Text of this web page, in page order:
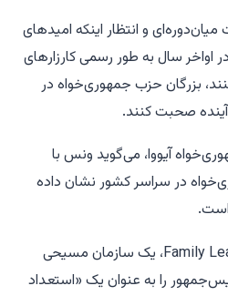
میان‌دوره‌ای و انتظار اینکه امیدهای
سال به طور رسمی کارزارهای
بزرگان حزب جمهوری‌خواه در
آینده صحبت کنند.
آیووا، می‌گوید ونس با
در سراسر کشور نشان داده
باب وندر پلاتس، رئیس Family Leader، یک سازمان مسیحی
را به عنوان یک «استعداد